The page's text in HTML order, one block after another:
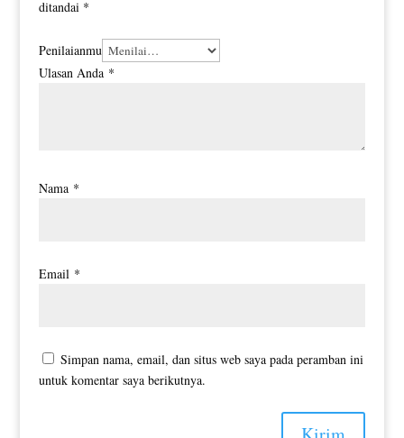
ditandai *
Penilaianmu
Ulasan Anda *
Nama *
Email *
Simpan nama, email, dan situs web saya pada peramban ini
untuk komentar saya berikutnya.